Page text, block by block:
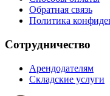
Обратная связь
Политика
Сотрудничество
Арендодателям
Складские услуги